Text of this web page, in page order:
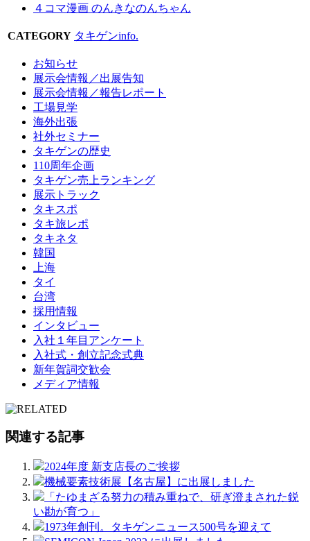
４コマ漫画 のんきなのんちゃん
CATEGORY タキゲンinfo.
お知らせ
展示会情報／出展告知
展示会情報／報告レポート
工場見学
海外出張
社外セミナー
タキゲンの歴史
110周年企画
タキゲン売上ランキング
展示トラック
タキスポ
タキ旅レポ
タキネタ
韓国
上海
タイ
台湾
採用情報
インタビュー
入社１年目アンケート
入社式・創立記念式典
新年賀詞交歓会
メディア情報
関連する記事
2024年度 新支店長のご挨拶
機械要素技術展【名古屋】に出展しました
「たゆまざる努力の積み重ねで、研ぎ澄まされた鋭
い勘が育つ」
1973年創刊。タキゲンニュース500号を迎えて